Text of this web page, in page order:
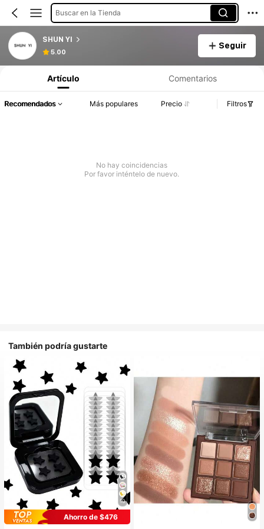
Buscar en la Tienda
SHUN YI
5.00
Seguir
Artículo Comentarios
Recomendados Más populares Precio Filtros
No hay coincidencias
Por favor inténtelo de nuevo.
También podría gustarte
10
Ahorro de $476